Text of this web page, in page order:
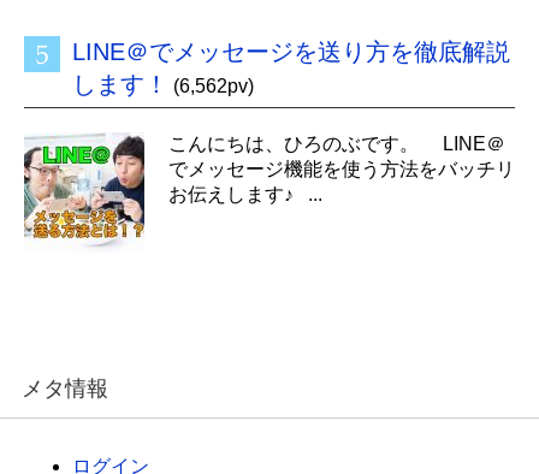
LINE＠でメッセージを送り方を徹底解説
します！
(6,562pv)
こんにちは、ひろのぶです。 LINE＠
でメッセージ機能を使う方法をバッチリ
お伝えします♪ ...
メタ情報
ログイン